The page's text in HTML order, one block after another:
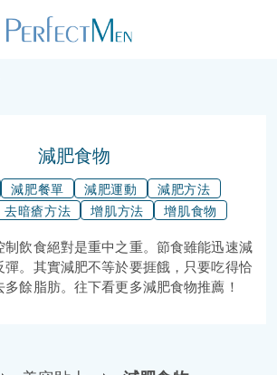
減肥食物
減肥餐單 減肥運動
減肥方法
去暗瘡方法 增肌方法 增肌食物
制飲食絕對是重中之重。節食雖能迅速減
彈。其實減肥不等於要捱餓，只要吃得恰
餘脂肪。往下看更多減肥食物推薦！